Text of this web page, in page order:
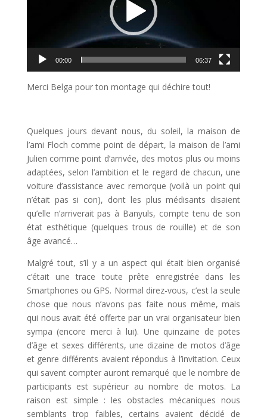
00:00 06:37
Merci Belga pour ton montage qui déchire tout!
Quelques jours devant nous, du soleil, la maison de
l’ami Floch comme point de départ, la maison de l’ami
Julien comme point d’arrivée, des motos plus ou moins
adaptées, selon l’ambition et le regard de chacun, une
voiture d’assistance avec remorque (voilà un point qui
n’était pas si con), dont les plus médisants disaient
qu’elle n’arriverait pas à Banyuls, compte tenu de son
état esthétique (quelques trous de rouille) et de son
âge avancé…
Malgré tout, s’il y a un aspect qui était bien organisé
c’était une trace toute prête enregistrée dans les
Smartphones ou GPS. Normal direz-vous, c’est la seule
chose que nous n’avons pas faite nous même, mais
qui nous avait été offerte par un vrai organisateur bien
sympa (encore merci à lui). Une quinzaine de potes
d’âge et sexes différents, une dizaine de motos d’âge
et genre différents avaient répondus à l’invitation. Ceux
qui savent compter auront remarqué que le nombre de
participants est supérieur au nombre de motos. La
raison est simple : les obstacles mécaniques nous
semblants trop faibles, certains avaient décidé de